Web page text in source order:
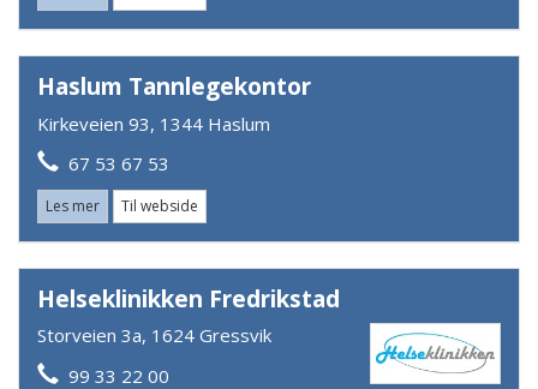
Haslum Tannlegekontor
Kirkeveien 93, 1344 Haslum
67 53 67 53
Les mer Til webside
Helseklinikken Fredrikstad
Storveien 3a, 1624 Gressvik
99 33 22 00